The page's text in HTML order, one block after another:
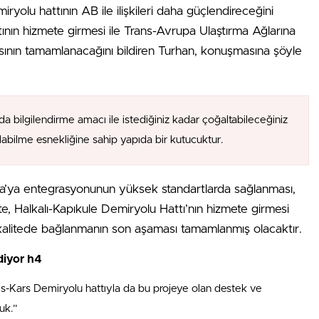
hattının AB ile ilişkileri daha güçlendireceğini
hizmete girmesi ile Trans-Avrupa Ulaştırma Ağlarına
tamamlanacağını bildiren Turhan, konuşmasına şöyle
bilgilendirme amacı ile istediğiniz kadar çoğaltabileceğiniz
esnekliğine sahip yapıda bir kutucuktur.
entegrasyonunun yüksek standartlarda sağlanması,
Halkalı-Kapıkule Demiryolu Hattı’nın hizmete girmesi
bağlanmanın son aşaması tamamlanmış olacaktır.
h4
Kars Demiryolu hattıyla da bu projeye olan destek ve